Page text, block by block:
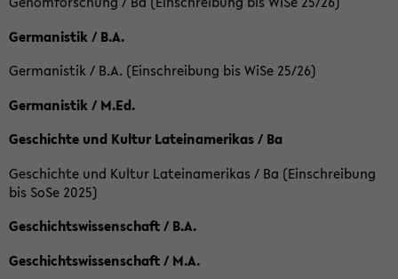
Germanistik / B.A.
Germanistik / B.A. (Einschreibung bis WiSe 25/26)
Germanistik / M.Ed.
Geschichte und Kultur Lateinamerikas / Ba
Geschichte und Kultur Lateinamerikas / Ba (Einschreibung
bis SoSe 2025)
Geschichtswissenschaft / B.A.
Geschichtswissenschaft / M.A.